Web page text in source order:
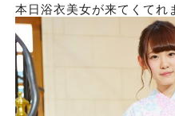
本日浴衣美女が来てくてれ